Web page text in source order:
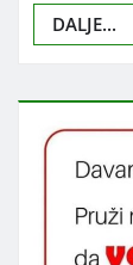
DALJE...